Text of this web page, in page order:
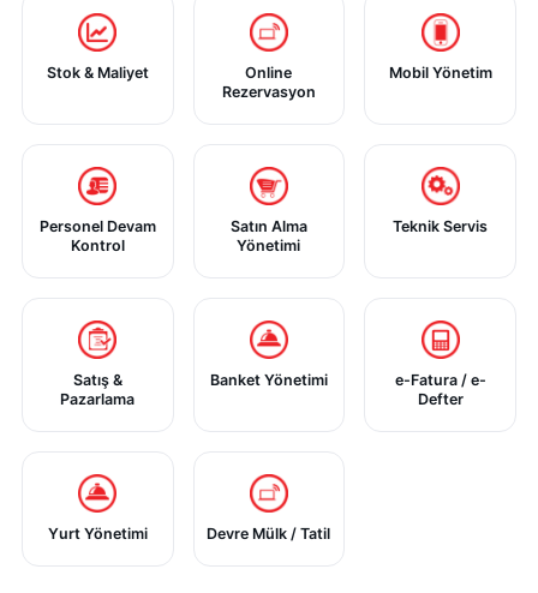
Stok & Maliyet
Online
Rezervasyon
Mobil Yönetim
Personel Devam
Kontrol
Satın Alma
Yönetimi
Teknik Servis
Satış &
Pazarlama
Banket Yönetimi
e-Fatura / e-
Defter
Yurt Yönetimi Devre Mülk / Tatil